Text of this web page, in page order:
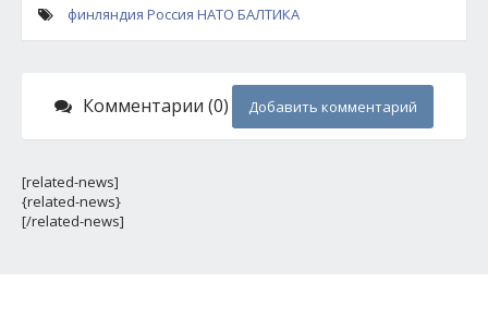
финляндия Россия НАТО БАЛТИКА
Комментарии (0) Добавить комментарий
[related-news]
{related-news}
[/related-news]